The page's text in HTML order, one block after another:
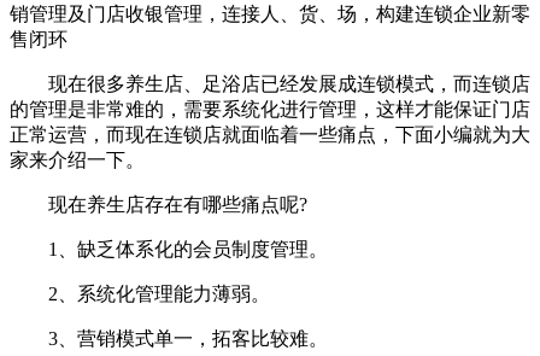
销管理及门店收银管理，连接人、货、场，构建连锁企业新零
售闭环
现在很多养生店、足浴店已经发展成连锁模式，而连锁店
的管理是非常难的，需要系统化进行管理，这样才能保证门店
正常运营，而现在连锁店就面临着一些痛点，下面小编就为大
家来介绍一下。
现在养生店存在有哪些痛点呢?
1、缺乏体系化的会员制度管理。
2、系统化管理能力薄弱。
3、营销模式单一，拓客比较难。